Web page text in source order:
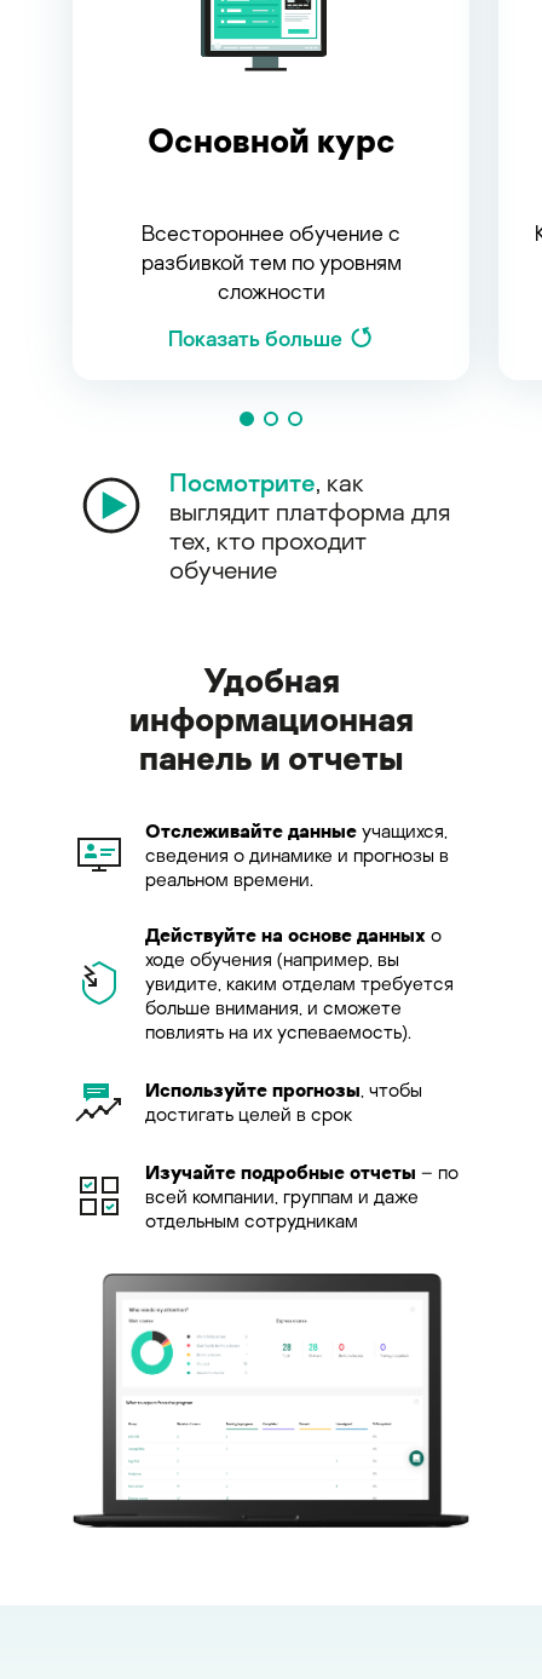
Основной курс
Всестороннее обучение с
разбивкой тем по уровням
сложности
Показать больше
Посмотрите, как
выглядит платформа для
тех, кто проходит
обучение
Удобная
информационная
панель и отчеты
Отслеживайте данные учащихся,
сведения о динамике и прогнозы в
реальном времени.
Действуйте на основе данных о
ходе обучения (например, вы
увидите, каким отделам требуется
больше внимания, и сможете
повлиять на их успеваемость).
Используйте прогнозы , чтобы
достигать целей в срок
Изучайте подробные отчеты – по
всей компании, группам и даже
отдельным сотрудникам